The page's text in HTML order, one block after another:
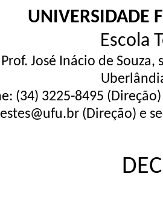
UNIVERSIDADE
Escola
José Inácio de
(34) 3225-8495
estes@ufu.br (Direção) e